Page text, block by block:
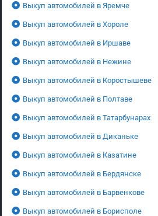
Выкуп автомобилей в Яремче
Выкуп автомобилей в Хороле
Выкуп автомобилей в Иршаве
Выкуп автомобилей в Нежине
Выкуп автомобилей в Коростышеве
Выкуп автомобилей в Полтаве
Выкуп автомобилей в Татарбунарах
Выкуп автомобилей в Диканьке
Выкуп автомобилей в Казатине
Выкуп автомобилей в Бердянске
Выкуп автомобилей в Барвенкове
Выкуп автомобилей в Борисполе